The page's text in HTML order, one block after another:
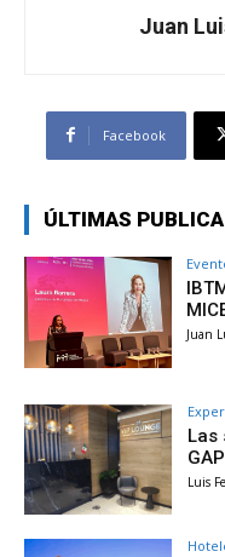
Juan
Facebook
ÚLTIMAS
Juan
Las
GAP
Luis